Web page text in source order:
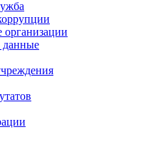
данные